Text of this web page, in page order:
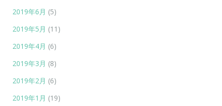
2019年6月 (5)
2019年5月 (11)
2019年4月 (6)
2019年3月 (8)
2019年2月 (6)
2019年1月 (19)